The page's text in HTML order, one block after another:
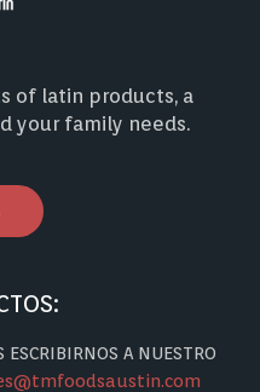
of latin products, a
your family needs.
ESCRIBIRNOS A NUESTRO